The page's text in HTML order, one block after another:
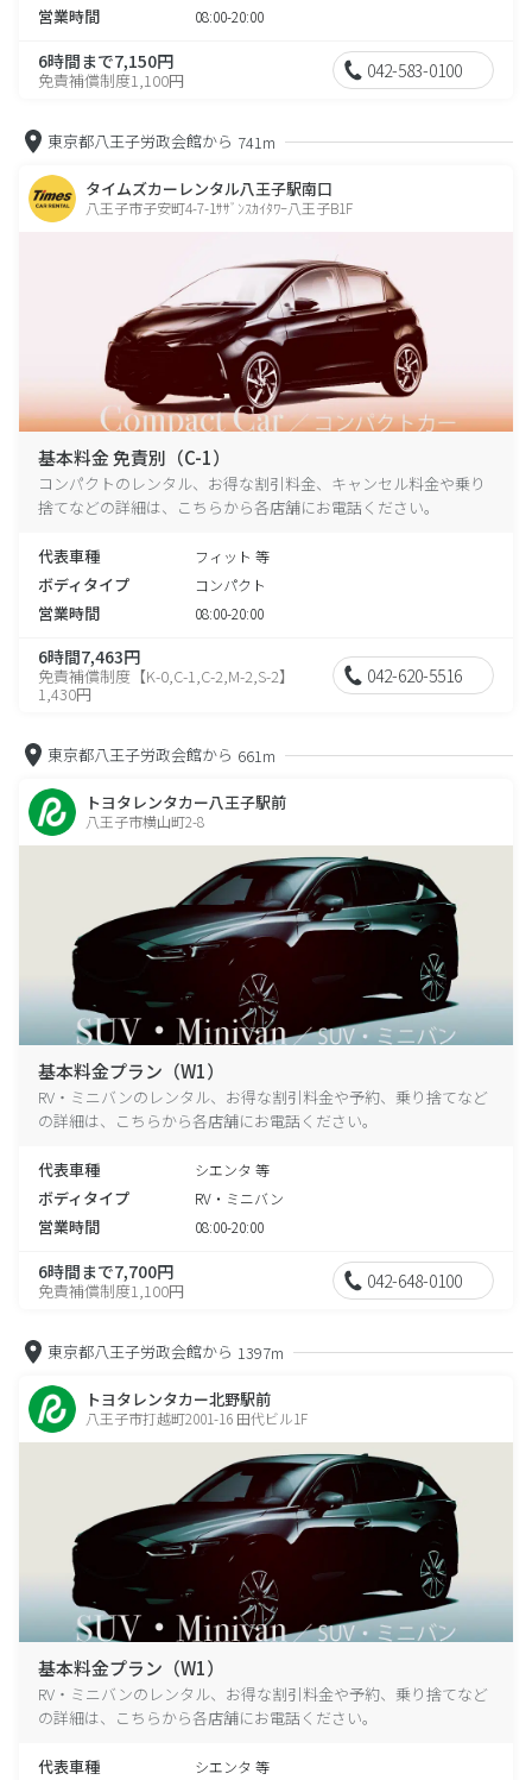
営業時間 08:00-20:00
6時間まで7,150円
免責補償制度1,100円 042-583-0100
東京都八王子労政会館から 741m
タイムズカーレンタル八王子駅南口
八王子市子安町4-7-1ｻｻﾞﾝｽｶｲﾀﾜｰ八王子B1F
基本料金 免責別（C-1）
コンパクトのレンタル、お得な割引料金、キャンセル料金や乗り
捨てなどの詳細は、こちらから各店舗にお電話ください。
代表車種 フィット 等
ボディタイプ コンパクト
営業時間 08:00-20:00
6時間7,463円
免責補償制度【K-0,C-1,C-2,M-2,S-2】
1,430円
042-620-5516
東京都八王子労政会館から 661m
トヨタレンタカー八王子駅前
八王子市横山町2-8
基本料金プラン（W1）
RV・ミニバンのレンタル、お得な割引料金や予約、乗り捨てなど
の詳細は、こちらから各店舗にお電話ください。
代表車種 シエンタ 等
ボディタイプ RV・ミニバン
営業時間 08:00-20:00
6時間まで7,700円
免責補償制度1,100円 042-648-0100
東京都八王子労政会館から 1397m
トヨタレンタカー北野駅前
八王子市打越町2001-16 田代ビル1F
基本料金プラン（W1）
RV・ミニバンのレンタル、お得な割引料金や予約、乗り捨てなど
の詳細は、こちらから各店舗にお電話ください。
代表車種 シエンタ 等